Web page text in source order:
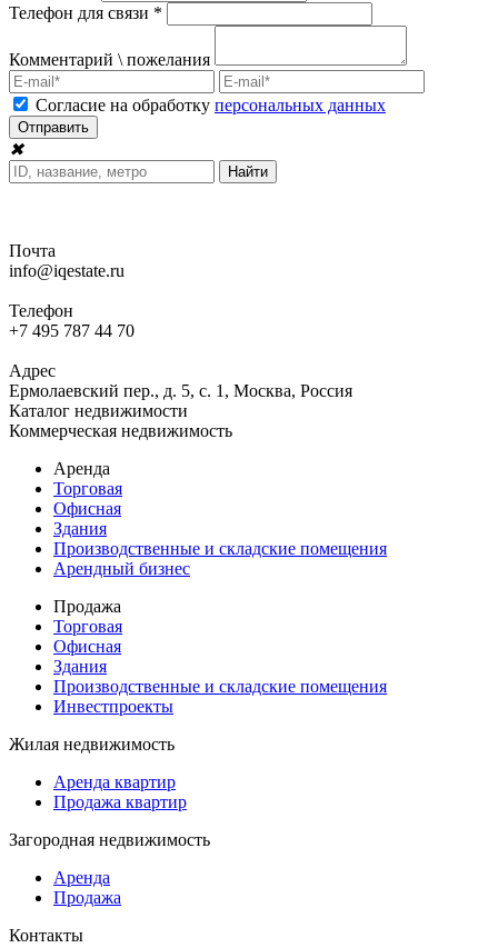
Телефон для связи *
Комментарий \ пожелания
Согласие на обработку персональных данных
✖
Почта
info@iqestate.ru
Телефон
+7 495 787 44 70
Адрес
Ермолаевский пер., д. 5, с. 1, Москва, Россия
Каталог недвижимости
Коммерческая недвижимость
Аренда
Торговая
Офисная
Здания
Производственные и складские помещения
Арендный бизнес
Продажа
Торговая
Офисная
Здания
Производственные и складские помещения
Инвестпроекты
Жилая недвижимость
Аренда квартир
Продажа квартир
Загородная недвижимость
Аренда
Продажа
Контакты